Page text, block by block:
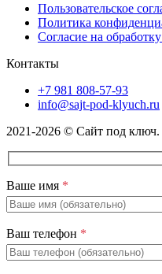
Пользовательское
Политика
Согласие на
Контакты
+7 981 808-57-93
info@sajt-pod-klyuch.ru
2021-2026 © Сайт под
Ваше имя *
Ваш телефон *